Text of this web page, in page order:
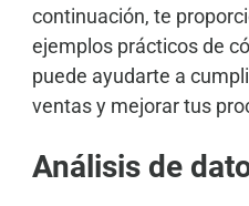
continuación, te
ejemplos prácticos de
puede ayudarte a
ventas y mejorar tus
Análisis de